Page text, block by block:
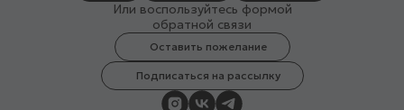
Или воспользуйтесь формой
обратной связи
Оставить пожелание
Подписаться на рассылку